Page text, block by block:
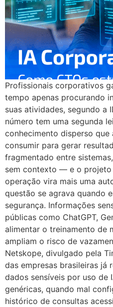
Profissionais corporativos
tempo apenas procurando
suas atividades, segundo a
número tem uma segunda
conhecimento disperso que
consumir para gerar
fragmentado entre
sem contexto — e o
operação vira mais uma
questão se agrava quando
segurança. Informações
públicas como ChatGPT,
alimentar o treinamento de
ampliam o risco de
Netskope, divulgado pela
das empresas brasileiras já
dados sensíveis por uso de
genéricas, quando mal
histórico de consultas